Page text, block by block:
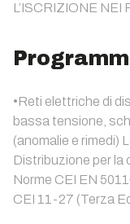
L’ISCRIZIONE NEI
•Reti elettriche di
bassa tensione,
(anomalie e rimedi)
Distribuzione per la
Norme CEI EN
CEI 11-27 (Terza